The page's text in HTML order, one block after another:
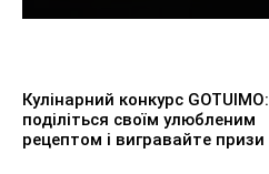
Кулінарний конкурс GOTUIMO:
поділіться своїм улюбленим
рецептом і вигравайте призи